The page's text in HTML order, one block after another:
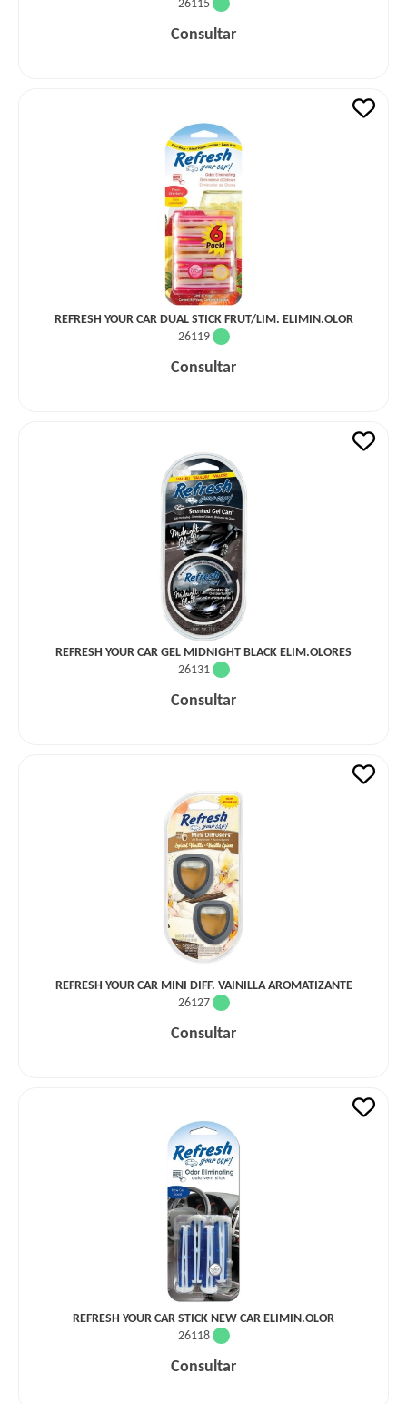
26115
Consultar
REFRESH YOUR CAR DUAL STICK FRUT/LIM. ELIMIN.OLOR
26119
Consultar
REFRESH YOUR CAR GEL MIDNIGHT BLACK ELIM.OLORES
26131
Consultar
REFRESH YOUR CAR MINI DIFF. VAINILLA AROMATIZANTE
26127
Consultar
REFRESH YOUR CAR STICK NEW CAR ELIMIN.OLOR
26118
Consultar